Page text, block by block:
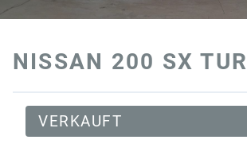
NISSAN 200 SX
VERKAUFT